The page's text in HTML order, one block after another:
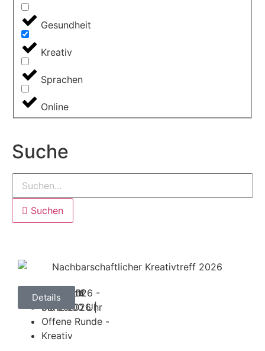
29.04.2026 -
09.12.2026 |
Offene Runde -
Kreativ
ab 3,00 €
Mittwoch
18:00 Uhr
bis 20:00 Uhr
Details
Gesundheit
Kreativ
Sprachen
Online
Suche
Suchen